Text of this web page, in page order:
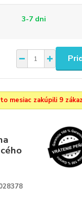
3-7 dni
mesiac zakúpili 9